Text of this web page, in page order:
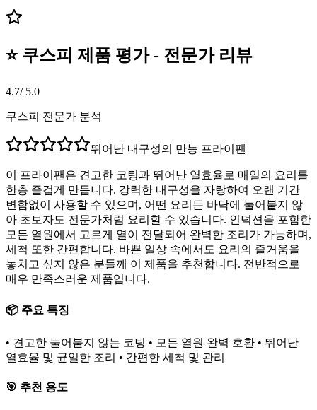
⭐ 쿠스피 제품 평가 - 전문가 리뷰
4.7/ 5.0
쿠스피 전문가 분석
뛰어난 내구성의 만능 프라이팬
이 프라이팬은 견고한 코팅과 뛰어난 열효율로 매일의 요리를
한층 즐겁게 만듭니다. 강력한 내구성을 자랑하여 오랜 기간
변함없이 사용할 수 있으며, 어떤 요리든 바닥에 눌어붙지 않
아 초보자도 전문가처럼 요리할 수 있습니다. 인덕션을 포함한
모든 열원에서 고르게 열이 전달되어 완벽한 조리가 가능하며,
세척 또한 간편합니다. 바쁜 일상 속에서도 요리의 즐거움을
놓치고 싶지 않은 분들께 이 제품을 추천합니다. 전반적으로
매우 만족스러운 제품입니다.
📦 주요 특징
• 견고한 눌어붙지 않는 코팅 • 모든 열원 완벽 호환 • 뛰어난
열효율 및 균일한 조리 • 간편한 세척 및 관리
🎯 추천 용도